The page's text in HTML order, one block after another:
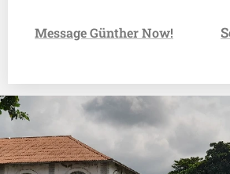
Message Günther Now!
.